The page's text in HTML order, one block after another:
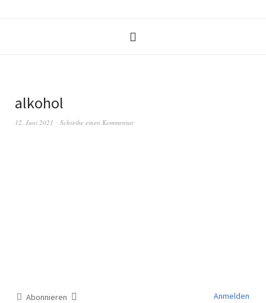
alkohol
12. Juni 2021 Schreibe einen Kommentar
Abonnieren Anmelden